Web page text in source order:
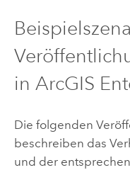
in ArcGIS
Die folgenden
beschreiben das
und der